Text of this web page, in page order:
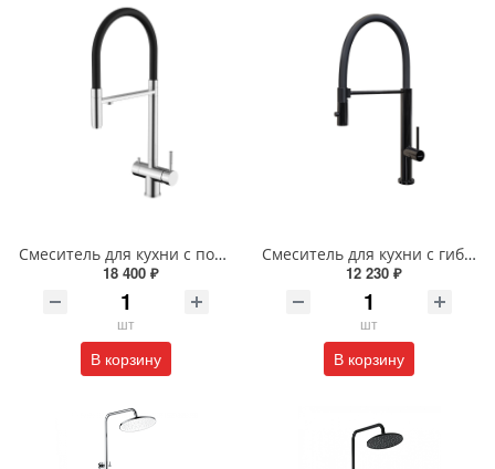
Смеситель для кухни с подключением фильтра Knotlor INFINITY SS-16 сатин
18 400 ₽
шт
В корзину
Смеситель для кухни с гибким изливом и режимом душ Knotlor БЕСКОНЕЧНОСТЬ SS-17/BL черный
12 230 ₽
шт
В корзину